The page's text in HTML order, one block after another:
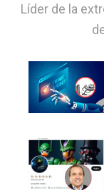
Líder de la